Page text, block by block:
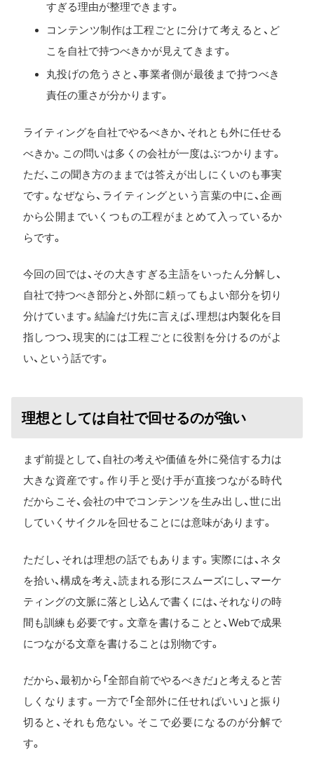
すぎる理由が整理できます。
コンテンツ制作は工程ごとに分けて考えると、ど
こを自社で持つべきかが見えてきます。
丸投げの危うさと、事業者側が最後まで持つべき
責任の重さが分かります。
ライティングを自社でやるべきか、それとも外に任せる
べきか。この問いは多くの会社が一度はぶつかります。
ただ、この聞き方のままでは答えが出しにくいのも事実
です。なぜなら、ライティングという言葉の中に、企画
から公開までいくつもの工程がまとめて入っているか
らです。
今回の回では、その大きすぎる主語をいったん分解し、
自社で持つべき部分と、外部に頼ってもよい部分を切り
分けています。結論だけ先に言えば、理想は内製化を目
指しつつ、現実的には工程ごとに役割を分けるのがよ
い、という話です。
理想としては自社で回せるのが強い
まず前提として、自社の考えや価値を外に発信する力は
大きな資産です。作り手と受け手が直接つながる時代
だからこそ、会社の中でコンテンツを生み出し、世に出
していくサイクルを回せることには意味があります。
ただし、それは理想の話でもあります。実際には、ネタ
を拾い、構成を考え、読まれる形にスムーズにし、マーケ
ティングの文脈に落とし込んで書くには、それなりの時
間も訓練も必要です。文章を書けることと、Webで成果
につながる文章を書けることは別物です。
だから、最初から「全部自前でやるべきだ」と考えると苦
しくなります。一方で「全部外に任せればいい」と振り
切ると、それも危ない。そこで必要になるのが分解で
す。